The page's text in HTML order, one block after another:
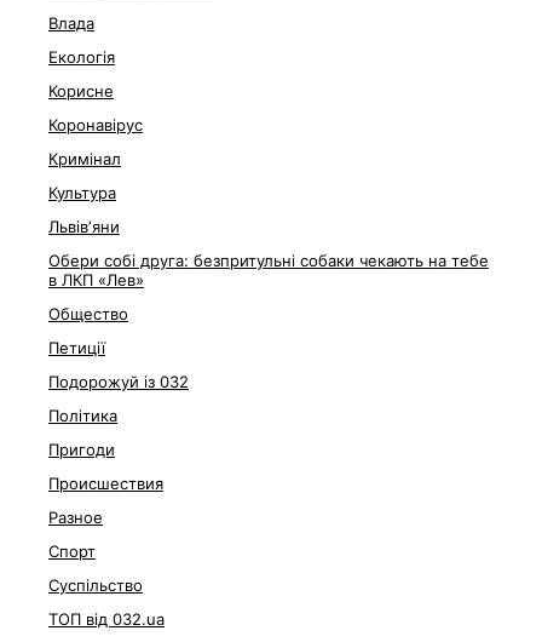
Влада
Екологія
Корисне
Коронавірус
Кримінал
Культура
Львівʼяни
Обери собі друга: безпритульні собаки чекають на тебе
в ЛКП «Лев»
Общество
Петиції
Подорожуй із 032
Політика
Пригоди
Происшествия
Разное
Спорт
Суспільство
ТОП від 032.ua